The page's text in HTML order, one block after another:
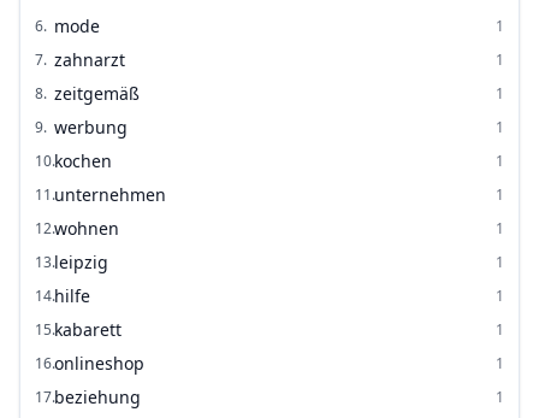
6. mode
1
7. zahnarzt
1
8. zeitgemäß
1
9. werbung
1
10.kochen
1
11.unternehmen
1
12.wohnen
1
13.leipzig
1
14.hilfe
1
15.kabarett
1
16.onlineshop
1
17.beziehung
1